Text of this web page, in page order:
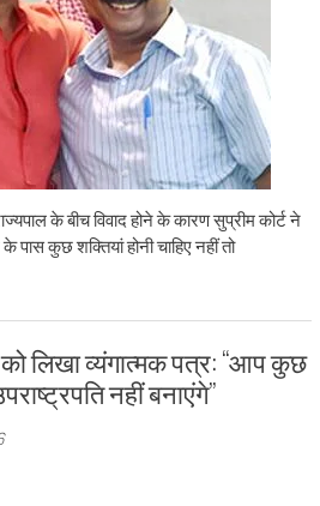
के बीच विवाद होने के कारण सुप्रीम कोर्ट ने
पास कुछ शक्तियां होनी चाहिए नहीं तो
लिखा व्यंगात्मक पत्र: “आप कुछ
नहीं बनाएंगे”